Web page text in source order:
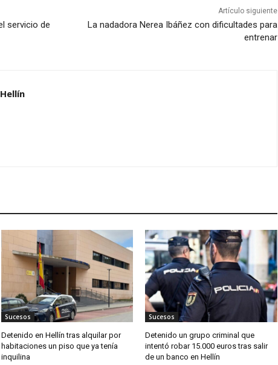
servicio de
Artículo siguiente
La nadadora Nerea Ibáñez con dificultades para
entrenar
Sucesos
Detenido en Hellín tras alquilar por
habitaciones un piso que ya tenía
inquilina
Sucesos
Detenido un grupo criminal que
intentó robar 15.000 euros tras salir
de un banco en Hellín